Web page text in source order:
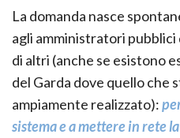
La domanda nasce
agli amministratori
di altri (anche se esistono
del Garda dove quello che
ampiamente realizzato):
sistema e a mettere in rete